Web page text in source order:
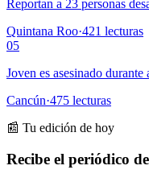
Reportan a 23 personas
Quintana Roo·421 lecturas
05
Joven es asesinado
Cancún·475 lecturas
📰 Tu edición de hoy
Recibe el periódico